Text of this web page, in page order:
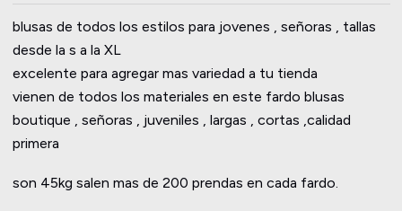
blusas de todos los estilos para jovenes , señoras , tallas
desde la s a la XL
excelente para agregar mas variedad a tu tienda
vienen de todos los materiales en este fardo blusas
boutique , señoras , juveniles , largas , cortas ,calidad
primera
son 45kg salen mas de 200 prendas en cada fardo.